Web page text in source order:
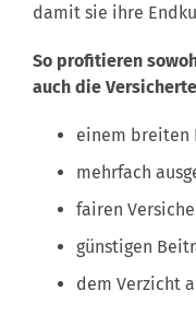
damit sie ihre
So profitieren
auch die
einem breiten
mehrfach
fairen
günstigen
dem Verzicht